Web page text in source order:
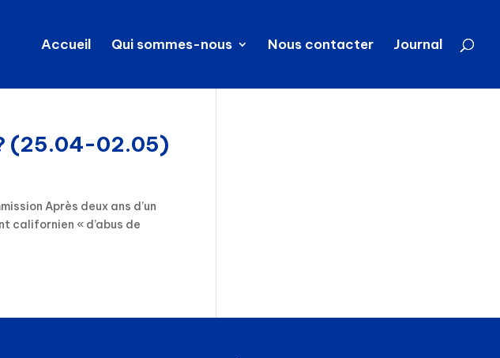
Accueil Qui sommes-nous Nous contacter Journal
? (25.04-02.05)
Après deux ans d’un
californien « d’abus de